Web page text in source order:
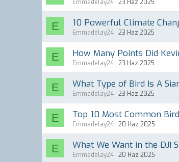
Emmadelay24 23 Haz 2025
E 10 Powerful Climate
Emmadelay24 23 Haz 2025
E How Many Points Did
Emmadelay24 23 Haz 2025
E What Type of Bird Is A
Emmadelay24 23 Haz 2025
E Top 10 Most Common
Emmadelay24 20 Haz 2025
E What We Want in the DJI
Emmadelay24 20 Haz 2025